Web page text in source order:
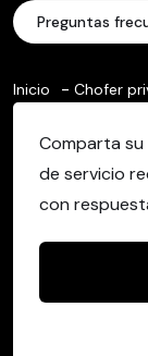
Preguntas
Inicio Chofer
Comparta
de servicio
con